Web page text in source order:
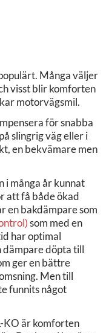
Många väljer
visst blir komforten
motorvägsmil.
för snabba
slingrig väg eller i
en bekvämare men
i många år kunnat
att få både ökad
en bakdämpare som
som med en
har optimal
dämpare döpta till
ger en bättre
Men till
funnits något
KO är komforten